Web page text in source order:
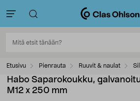
Etusivu Pienrauta Ruuvit & naulat
Habo Saparokoukku,
M12 x 250 mm